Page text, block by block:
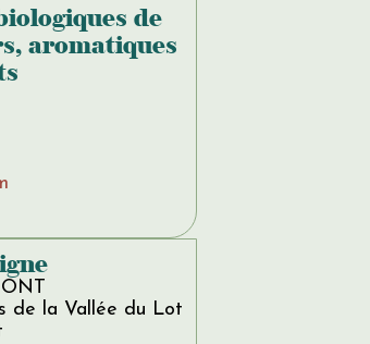
de
aromatiques
de la Vallée du Lot